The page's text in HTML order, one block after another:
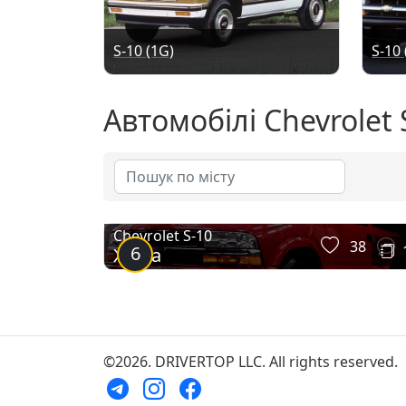
S-10 (1G) S-10
Автомобілі Chevrolet
6
Chevrolet S-10
Жужа 38
©2026. DRIVERTOP LLC. All rights reserved.